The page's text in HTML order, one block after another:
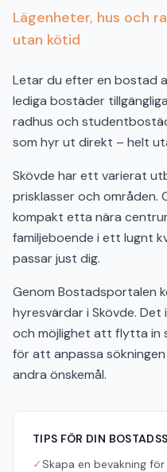
Lägenheter, hus och
utan kötid
Letar du efter en bostad
lediga bostäder
radhus och
som hyr ut direkt – helt
Skövde har ett varierat
prisklasser och områden.
kompakt etta nära
familjeboende i ett lugnt
passar just dig.
Genom Bostadsportalen
hyresvärdar i Skövde.
och möjlighet att flytta in
för att anpassa
andra önskemål.
TIPS FÖR DIN
✓Skapa en bevakning